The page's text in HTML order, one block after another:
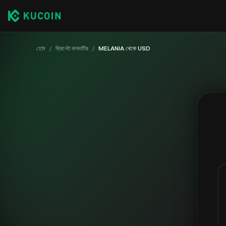
হোম / ক্রিপ্টো কনভার্টার / MELANIA থেকে USD